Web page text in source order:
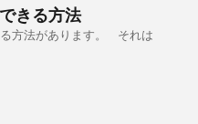
きる方法
方法があります。 それは